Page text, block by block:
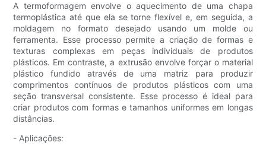
A termoformagem envolve o aquecimento de uma chapa
termoplástica até que ela se torne flexível e, em seguida, a
moldagem no formato desejado usando um molde ou
ferramenta. Esse processo permite a criação de formas e
texturas complexas em peças individuais de produtos
plásticos. Em contraste, a extrusão envolve forçar o material
plástico fundido através de uma matriz para produzir
comprimentos contínuos de produtos plásticos com uma
seção transversal consistente. Esse processo é ideal para
criar produtos com formas e tamanhos uniformes em longas
distâncias.
- Aplicações: